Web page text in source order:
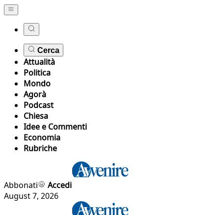
Cerca
Attualità
Politica
Mondo
Agorà
Podcast
Chiesa
Idee e Commenti
Economia
Rubriche
Abbonati
Accedi
August 7, 2026